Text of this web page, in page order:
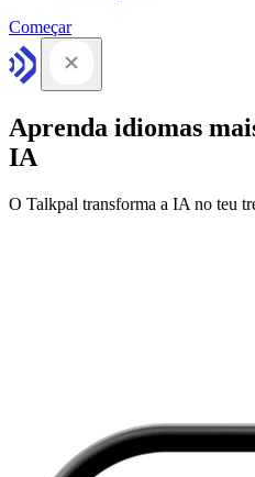
Começar
Aprenda idiomas
IA
O Talkpal transforma a IA no teu